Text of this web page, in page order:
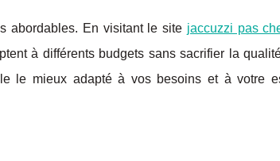
abordables. En visitant le site jaccuzzi pas
à différents budgets sans sacrifier la
le mieux adapté à vos besoins et à votre